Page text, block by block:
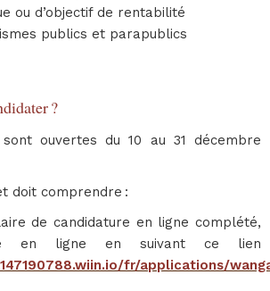
ou d’objectif de rentabilité
publics et parapublics
?
ouvertes du 10 au 31 décembre
doit comprendre :
de candidature en ligne complété,
en ligne en suivant ce lien
fr/applications/